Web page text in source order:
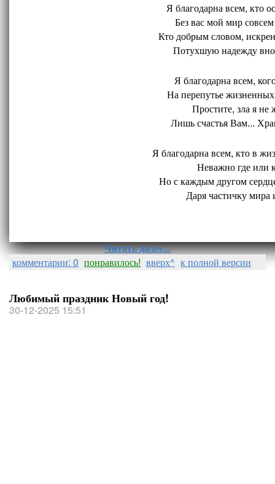
Я благодарна всем, кто
Без вас мой мир
Кто добрым словом,
Потухшую надежду
Я благодарна всем,
На перепутье
Простите, зла я не
Лишь счастья Вам...
Я благодарна всем, кто в
Неважно где или
Но с каждым другом
Даря частичку мира
Читать далее...
комментарии: 0 понравилось! вверх^ к полной версии
Любимый праздник Новый год!
30-12-2025 15:51